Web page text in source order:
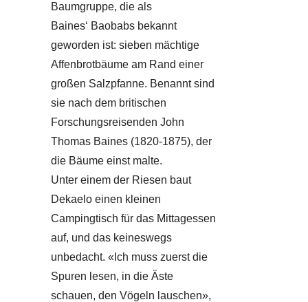
Baumgruppe, die als
Baines‘ Baobabs bekannt
geworden ist: sieben mächtige
Affenbrotbäume am Rand einer
großen Salzpfanne. Benannt sind
sie nach dem britischen
Forschungsreisenden John
Thomas Baines (1820-1875), der
die Bäume einst malte.
Unter einem der Riesen baut
Dekaelo einen kleinen
Campingtisch für das Mittagessen
auf, und das keineswegs
unbedacht. «Ich muss zuerst die
Spuren lesen, in die Äste
schauen, den Vögeln lauschen»,